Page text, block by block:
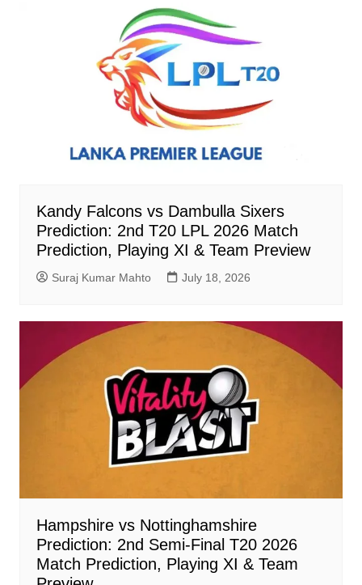
Kandy Falcons vs Dambulla Sixers
Prediction: 2nd T20 LPL 2026 Match
Prediction, Playing XI & Team Preview
Suraj Kumar Mahto July 18, 2026
Hampshire vs Nottinghamshire
Prediction: 2nd Semi-Final T20 2026
Match Prediction, Playing XI & Team